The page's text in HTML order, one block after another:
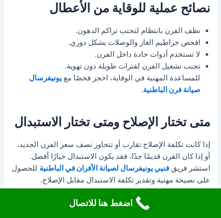
نصائح عملية للوقاية من الأعطال
نظف الفرن بانتظام لتجنب تراكم الدهون.
افحص خراطيم الغاز والوصلات بشكل دوري.
لا تستخدم أدوات حادة داخل الفرن.
تجنب تشغيل الفرن لفترات طويلة دون تهوية.
للمساعدة المهنية في الوقاية، احجز فحصًا معيونيفرسال
صيانة فرن الباطنية.
متى تختار الإصلاح ومتى تختار الاستبدال
إذا كانت تكلفة الإصلاح تقارب أو تتجاوز نصف سعر الفرن الجديد،
أو إذا كان الفرن قديمًا جدًا، فقد يكون الاستبدال خيارًا أفضل.
استشر فريقفنيي يونيفرسال لصيانة الأفران في الباطنية للحصول
على نصيحة مهنية وتقدير تكلفة الاستبدال مقابل الإصلاح.
ماذا تتوقع من زيارة الفني
اضغط هنا للاتصال